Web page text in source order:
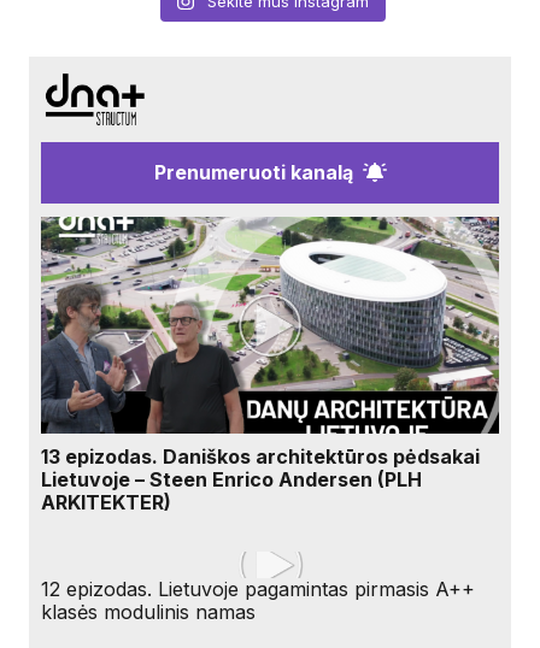
Prenumeruoti kanalą
13 epizodas. Daniškos architektūros pėdsakai
Lietuvoje – Steen Enrico Andersen (PLH
ARKITEKTER)
12 epizodas. Lietuvoje pagamintas pirmasis A++
klasės modulinis namas